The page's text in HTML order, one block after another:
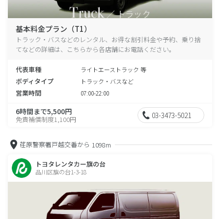
基本料金プラン（T1）
トラック・バスなどのレンタル、お得な割引料金や予約、乗り捨
てなどの詳細は、こちらから各店舗にお電話ください。
代表車種 ライトエーストラック 等
ボディタイプ トラック・バスなど
営業時間 07:00-22:00
6時間まで5,500円
免責補償制度1,100円 03-3473-5021
荏原警察署戸越交番から 1098m
トヨタレンタカー旗の台
品川区旗の台1-3-18